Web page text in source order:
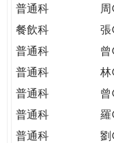
普通科
餐飲科
普通科
普通科
普通科
普通科
普通科